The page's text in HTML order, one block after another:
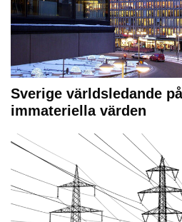
Sverige världsledande
immateriella värden